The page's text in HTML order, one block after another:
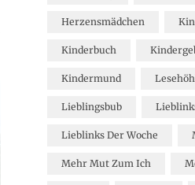
Herzensmädchen
Kinderbuch
Kindermund
Lieblingsbub
Lieblinks Der Woche
Mehr Mut Zum Ich